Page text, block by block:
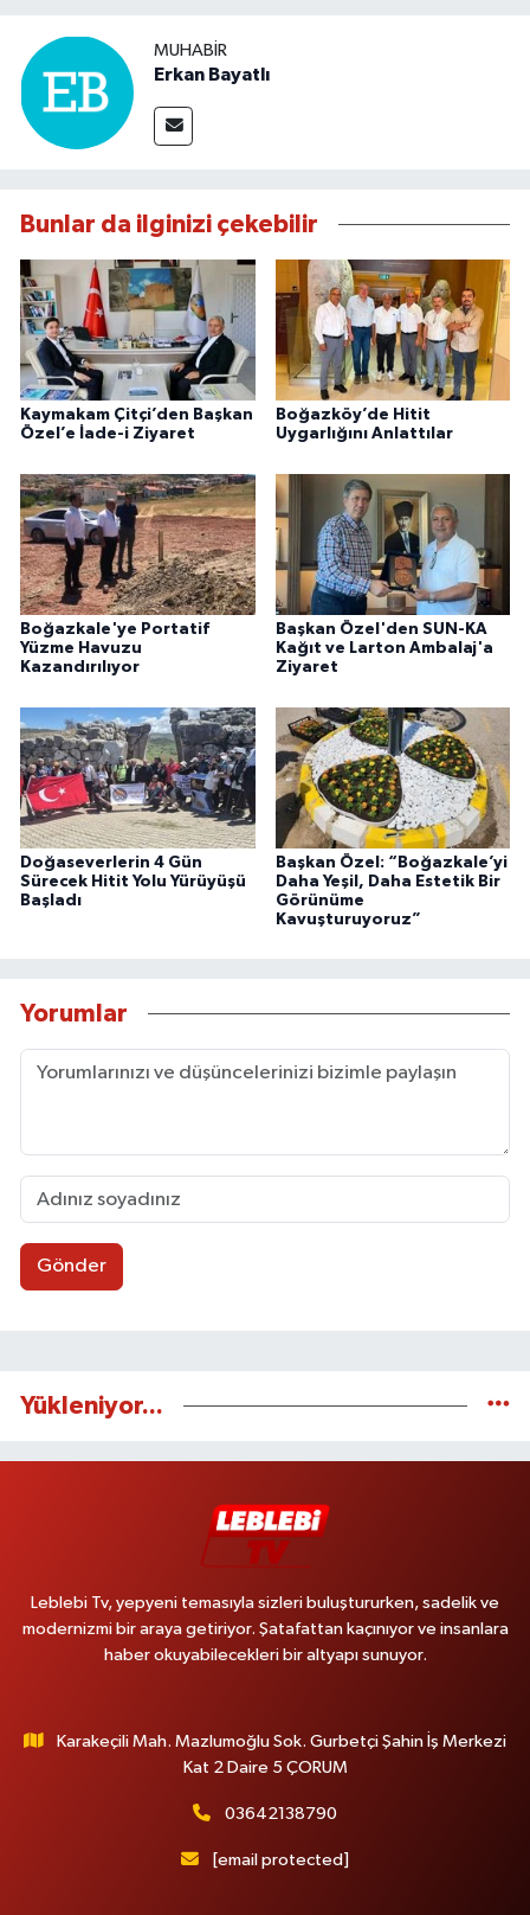
MUHABIR
Erkan Bayatlı
Bunlar da ilginizi çekebilir
Kaymakam Çitçi’den Başkan
Özel’e İade-i Ziyaret
Boğazköy’de Hitit
Uygarlığını Anlattılar
Boğazkale'ye Portatif
Yüzme Havuzu
Kazandırılıyor
Başkan Özel'den SUN-KA
Kağıt ve Larton Ambalaj'a
Ziyaret
Doğaseverlerin 4 Gün
Sürecek Hitit Yolu Yürüyüşü
Başladı
Başkan Özel: “Boğazkale’yi
Daha Yeşil, Daha Estetik Bir
Görünüme
Kavuşturuyoruz”
Yorumlar
Gönder
Yükleniyor...
Leblebi Tv, yepyeni temasıyla sizleri buluştururken, sadelik ve
modernizmi bir araya getiriyor. Şatafattan kaçınıyor ve insanlara
haber okuyabilecekleri bir altyapı sunuyor.
Karakeçili Mah. Mazlumoğlu Sok. Gurbetçi Şahin İş Merkezi
Kat 2 Daire 5 ÇORUM
03642138790
[email protected]